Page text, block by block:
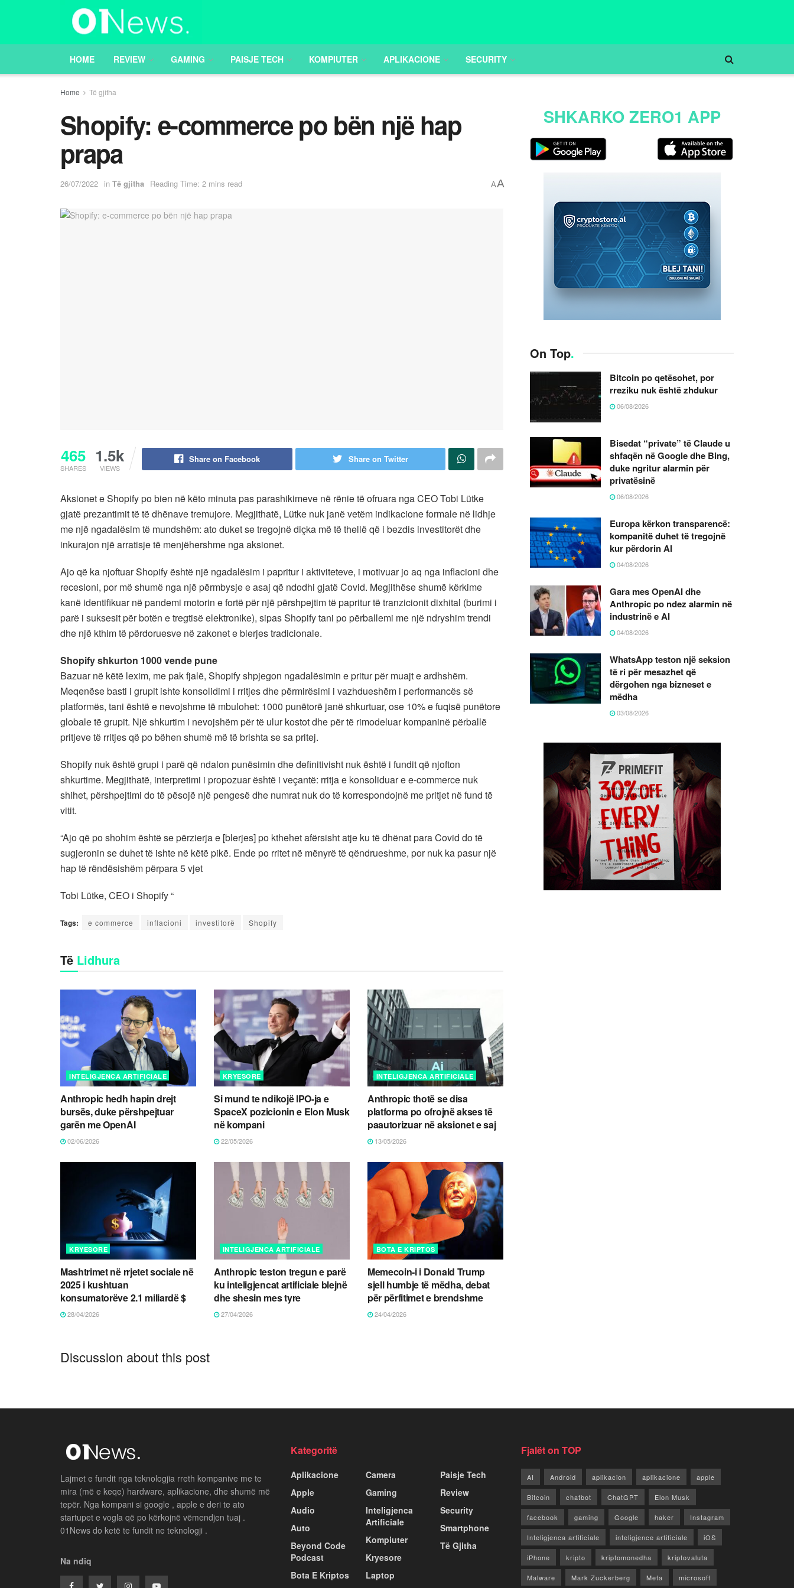
HOME REVIEW GAMING PAISJE TECH KOMPIUTER APLIKACIONE SECURITY
Home Të gjitha
Shopify: e-commerce po bën një hap
prapa
26/07/2022 in Të gjitha Reading Time: 2 mins read AA
465
SHARES
1.5k
VIEWS
Share on Facebook Share on Twitter
Aksionet e Shopify po bien në këto minuta pas parashikimeve në rënie të ofruara nga CEO Tobi Lütke
gjatë prezantimit të të dhënave tremujore. Megjithatë, Lütke nuk janë vetëm indikacione formale në lidhje
me një ngadalësim të mundshëm: ato duket se tregojnë diçka më të thellë që i bezdis investitorët dhe
inkurajon një arratisje të menjëhershme nga aksionet.
Ajo që ka njoftuar Shopify është një ngadalësim i papritur i aktiviteteve, i motivuar jo aq nga inflacioni dhe
recesioni, por më shumë nga një përmbysje e asaj që ndodhi gjatë Covid. Megjithëse shumë kërkime
kanë identifikuar në pandemi motorin e fortë për një përshpejtim të papritur të tranzicionit dixhital (burimi i
parë i suksesit për botën e tregtisë elektronike), sipas Shopify tani po përballemi me një ndryshim trendi
dhe një kthim të përdoruesve në zakonet e blerjes tradicionale.
Shopify shkurton 1000 vende pune
Bazuar në këtë lexim, me pak fjalë, Shopify shpjegon ngadalësimin e pritur për muajt e ardhshëm.
Meqenëse basti i grupit ishte konsolidimi i rritjes dhe përmirësimi i vazhdueshëm i performancës së
platformës, tani është e nevojshme të mbulohet: 1000 punëtorë janë shkurtuar, ose 10% e fuqisë punëtore
globale të grupit. Një shkurtim i nevojshëm për të ulur kostot dhe për të rimodeluar kompaninë përballë
pritjeve të rritjes që po bëhen shumë më të brishta se sa pritej.
Shopify nuk është grupi i parë që ndalon punësimin dhe definitivisht nuk është i fundit që njofton
shkurtime. Megjithatë, interpretimi i propozuar është i veçantë: rritja e konsoliduar e e-commerce nuk
shihet, përshpejtimi do të pësojë një pengesë dhe numrat nuk do të korrespondojnë me pritjet në fund të
vitit.
“Ajo që po shohim është se përzierja e [blerjes] po kthehet afërsisht atje ku të dhënat para Covid do të
sugjeronin se duhet të ishte në këtë pikë. Ende po rritet në mënyrë të qëndrueshme, por nuk ka pasur një
hap të rëndësishëm përpara 5 vjet
Tobi Lütke, CEO i Shopify “
Tags: e commerce inflacioni investitorë Shopify
Të Lidhura
INTELIGJENCA ARTIFICIALE
Anthropic hedh hapin drejt
bursës, duke përshpejtuar
garën me OpenAI
02/06/2026
KRYESORE
Si mund te ndikojë IPO-ja e
SpaceX pozicionin e Elon Musk
në kompani
22/05/2026
INTELIGJENCA ARTIFICIALE
Anthropic thotë se disa
platforma po ofrojnë akses të
paautorizuar në aksionet e saj
13/05/2026
KRYESORE
Mashtrimet në rrjetet sociale në
2025 i kushtuan
konsumatorëve 2.1 miliardë $
28/04/2026
INTELIGJENCA ARTIFICIALE
Anthropic teston tregun e parë
ku inteligjencat artificiale blejnë
dhe shesin mes tyre
27/04/2026
BOTA E KRIPTOS
Memecoin-i i Donald Trump
sjell humbje të mëdha, debat
për përfitimet e brendshme
24/04/2026
Discussion about this post
SHKARKO ZERO1 APP
On Top.
Bitcoin po qetësohet, por
rreziku nuk është zhdukur
06/08/2026
Bisedat “private” të Claude u
shfaqën në Google dhe Bing,
duke ngritur alarmin për
privatësinë
06/08/2026
Europa kërkon transparencë:
kompanitë duhet të tregojnë
kur përdorin AI
04/08/2026
Gara mes OpenAI dhe
Anthropic po ndez alarmin në
industrinë e AI
04/08/2026
WhatsApp teston një seksion
të ri për mesazhet që
dërgohen nga bizneset e
mëdha
03/08/2026
Lajmet e fundit nga teknologjia rreth kompanive me te
mira (më e keqe) hardware, aplikacione, dhe shumë më
tepër. Nga kompani si google , apple e deri te ato
startupet e vogla që po kërkojnë vëmendjen tuaj .
01News do ketë te fundit ne teknologji .
Na ndiq
Kategoritë
Aplikacione
Apple
Audio
Auto
Beyond Code
Podcast
Bota E Kriptos
Camera
Gaming
Inteligjenca
Artificiale
Kompiuter
Kryesore
Laptop
Paisje Tech
Review
Security
Smartphone
Të Gjitha
Fjalët on TOP
AI Android aplikacion aplikacione apple
Bitcoin chatbot ChatGPT Elon Musk
facebook gaming Google haker Instagram
Inteligjenca artificiale inteligjence artificiale iOS
iPhone kripto kriptomonedha kriptovaluta
Malware Mark Zuckerberg Meta microsoft